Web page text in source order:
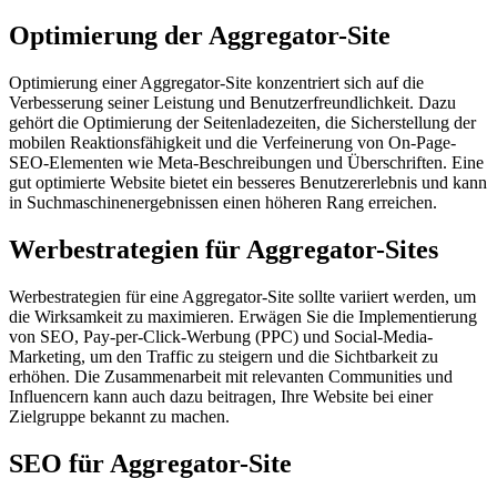
Optimierung der Aggregator-Site
Optimierung einer Aggregator-Site konzentriert sich auf die
Verbesserung seiner Leistung und Benutzerfreundlichkeit. Dazu
gehört die Optimierung der Seitenladezeiten, die Sicherstellung der
mobilen Reaktionsfähigkeit und die Verfeinerung von On-Page-
SEO-Elementen wie Meta-Beschreibungen und Überschriften. Eine
gut optimierte Website bietet ein besseres Benutzererlebnis und kann
in Suchmaschinenergebnissen einen höheren Rang erreichen.
Werbestrategien für Aggregator-Sites
Werbestrategien für eine Aggregator-Site sollte variiert werden, um
die Wirksamkeit zu maximieren. Erwägen Sie die Implementierung
von SEO, Pay-per-Click-Werbung (PPC) und Social-Media-
Marketing, um den Traffic zu steigern und die Sichtbarkeit zu
erhöhen. Die Zusammenarbeit mit relevanten Communities und
Influencern kann auch dazu beitragen, Ihre Website bei einer
Zielgruppe bekannt zu machen.
SEO für Aggregator-Site